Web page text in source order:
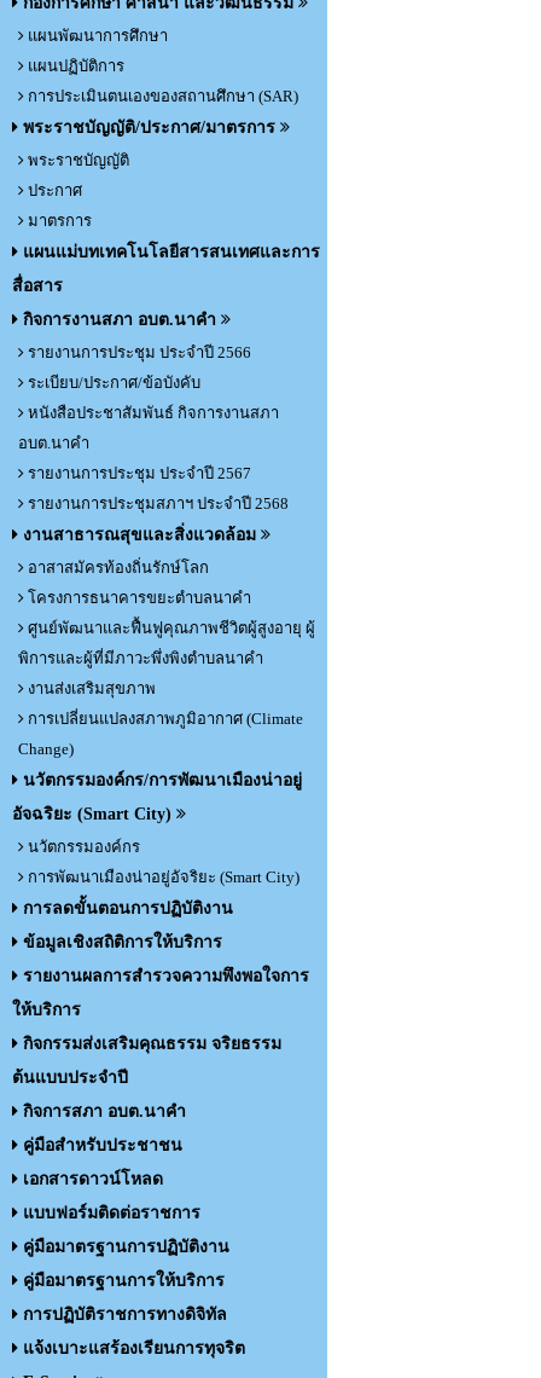
แผนพัฒนาการศึกษา
แผนปฏิบัติการ
การประเมินตนเองของสถานศึกษา (SAR)
พระราชบัญญัติ/ประกาศ/มาตรการ
พระราชบัญญัติ
ประกาศ
มาตรการ
แผนแม่บทเทคโนโลยีสารสนเทศและการ
สื่อสาร
กิจการงานสภา อบต.นาคำ
รายงานการประชุม ประจำปี 2566
ระเบียบ/ประกาศ/ข้อบังคับ
หนังสือประชาสัมพันธ์ กิจการงานสภา
อบต.นาคำ
รายงานการประชุม ประจำปี 2567
รายงานการประชุมสภาฯ ประจำปี 2568
งานสาธารณสุขและสิ่งแวดล้อม
อาสาสมัครท้องถิ่นรักษ์โลก
โครงการธนาคารขยะตำบลนาคำ
ศูนย์พัฒนาและฟื้นฟูคุณภาพชีวิตผู้สูงอายุ ผู้
พิการและผู้ที่มีภาวะพึ่งพิงตำบลนาคำ
งานส่งเสริมสุขภาพ
การเปลี่ยนแปลงสภาพภูมิอากาศ (Climate
Change)
นวัตกรรมองค์กร/การพัฒนาเมืองน่าอยู่
อัจฉริยะ (Smart City)
นวัตกรรมองค์กร
การพัฒนาเมืองน่าอยู่อัจริยะ (Smart City)
การลดขั้นตอนการปฏิบัติงาน
ข้อมูลเชิงสถิติการให้บริการ
รายงานผลการสำรวจความพึงพอใจการ
ให้บริการ
กิจกรรมส่งเสริมคุณธรรม จริยธรรม
ต้นแบบประจำปี
กิจการสภา อบต.นาคำ
คู่มือสำหรับประชาชน
เอกสารดาวน์โหลด
แบบฟอร์มติดต่อราชการ
คู่มือมาตรฐานการปฏิบัติงาน
คู่มือมาตรฐานการให้บริการ
การปฏิบัติราชการทางดิจิทัล
แจ้งเบาะแสร้องเรียนการทุจริต